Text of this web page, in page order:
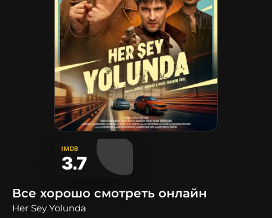
IMDB
3.7
Все хорошо смотреть онлайн
Her Sey Yolunda